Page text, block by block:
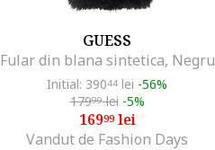
GUESS
Fular din blana sintetica, Negru
Initial: 39044 lei -56%
17999lei -5%
16999lei
Vandut de Fashion Days